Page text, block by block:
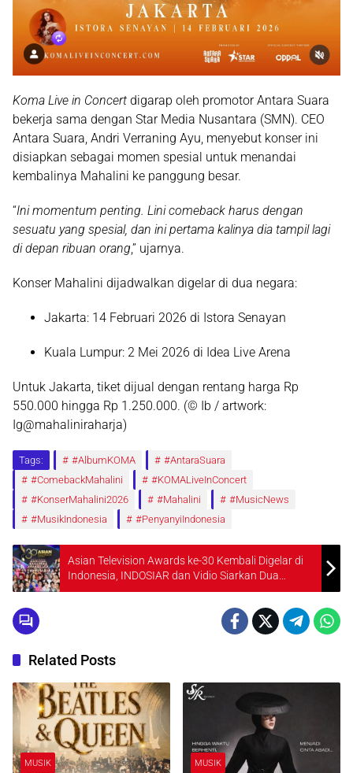
Koma Live in Concert digarap oleh promotor Antara Suara
bekerja sama dengan Star Media Nusantara (SMN). CEO
Antara Suara, Andri Verraning Ayu, menyebut konser ini
disiapkan sebagai momen spesial untuk menandai
kembalinya Mahalini ke panggung besar.
“Ini momentum penting. Lini comeback harus dengan
sesuatu yang spesial, dan ini pertama kalinya dia tampil lagi
di depan ribuan orang,” ujarnya.
Konser Mahalini dijadwalkan digelar di dua negara:
Jakarta: 14 Februari 2026 di Istora Senayan
Kuala Lumpur: 2 Mei 2026 di Idea Live Arena
Untuk Jakarta, tiket dijual dengan rentang harga Rp
550.000 hingga Rp 1.250.000. (© Ib / artwork:
Ig@mahaliniraharja)
Tags: #AlbumKOMA
#AntaraSuara
#ComebackMahalini
#KOMALiveInConcert
#KonserMahalini2026
#Mahalini
#MusicNews
#MusikIndonesia
#PenyanyiIndonesia
Asian Television Awards ke-30 Kembali Digelar di
Indonesia, INDOSIAR dan Vidio Siarkan Dua
Malam Penuh Bintang dan Kejutan
Related Posts
MUSIK MUSIK